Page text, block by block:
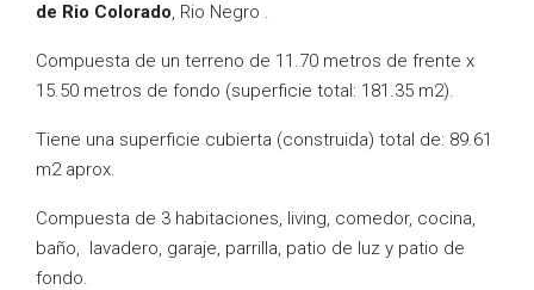
de Rio Colorado, Rio Negro .
Compuesta de un terreno de 11.70 metros de frente x
15.50 metros de fondo (superficie total: 181.35 m2).
Tiene una superficie cubierta (construida) total de: 89.61
m2 aprox.
Compuesta de 3 habitaciones, living, comedor, cocina,
baño, lavadero, garaje, parrilla, patio de luz y patio de
fondo.